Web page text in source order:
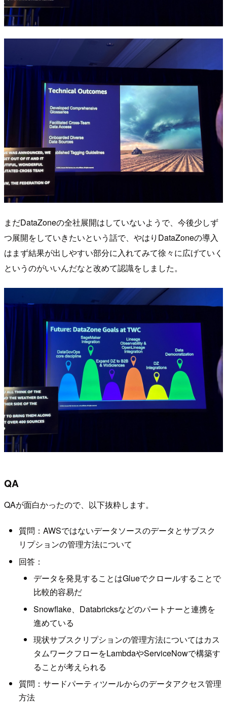
まだDataZoneの全社展開はしていないようで、今後少しず
つ展開をしていきたいという話で、やはりDataZoneの導入
はまず結果が出しやすい部分に入れてみて徐々に広げていく
というのがいいんだなと改めて認識をしました。
QA
QAが面白かったので、以下抜粋します。
質問：AWSではないデータソースのデータとサブスク
リプションの管理方法について
回答：
データを発見することはGlueでクロールすることで
比較的容易だ
Snowflake、Databricksなどのパートナーと連携を
進めている
現状サブスクリプションの管理方法についてはカス
タムワークフローをLambdaやServiceNowで構築す
ることが考えられる
質問：サードパーティツールからのデータアクセス管理
方法